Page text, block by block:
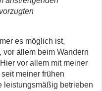
es möglich ist,
vor allem beim Wandern
vor allem mit meiner
meiner frühen
leistungsmäßig betrieben